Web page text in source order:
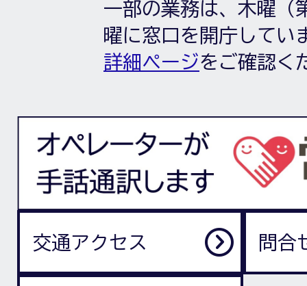
一部の業務は、木曜（
曜に窓口を開庁してい
詳細ページをご確認く
交通アクセス 問合